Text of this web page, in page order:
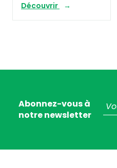
Découvrir
Abonnez-vous à
notre newsletter